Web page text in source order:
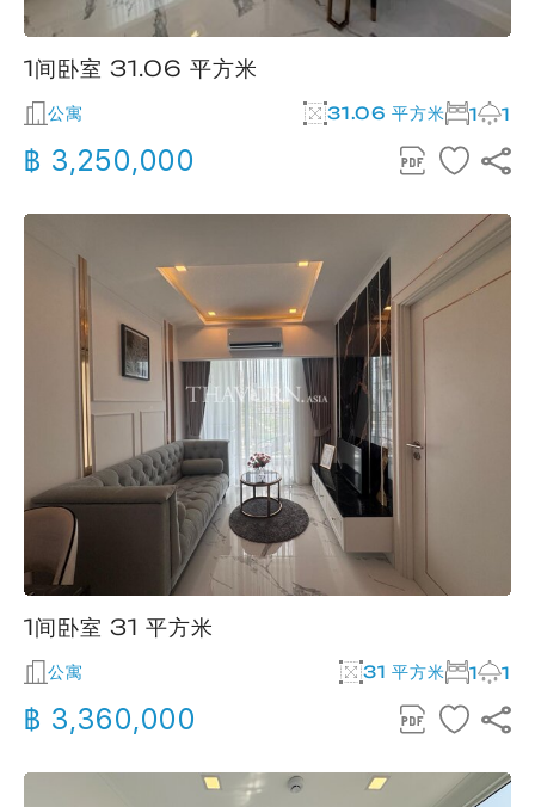
1间卧室 31.06 平方米
公寓 31.06 平方米 1 1
฿ 3,250,000
1间卧室 31 平方米
公寓 31 平方米 1 1
฿ 3,360,000